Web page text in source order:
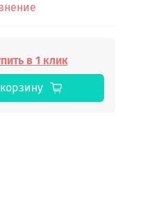
в 1 клик